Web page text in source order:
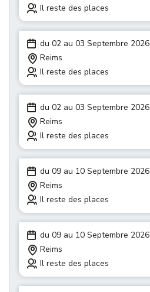
Il reste des places
du 02 au 03 Septembre 2026
Reims
Il reste des places
du 02 au 03 Septembre 2026
Reims
Il reste des places
du 09 au 10 Septembre 2026
Reims
Il reste des places
du 09 au 10 Septembre 2026
Reims
Il reste des places